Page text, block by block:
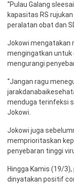
“Pulau Galang
kapasitas RS
peralatan obat dan
Jokowi mengatakan
mengingatkan untuk
mengurangi
“Jangan ragu
menduga terinfeksi
Jokowi.
Jokowi juga
memprioritaskan
penyebaran tinggi
Hingga Kamis (19/
dinyatakan positif